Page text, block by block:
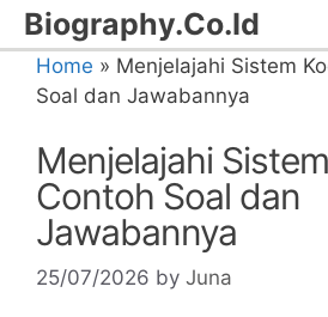
Skip
to
content
Biography.Co.Id
Home » Menjelajahi Sistem
Soal dan Jawabannya
Menjelajahi
Contoh Soal dan
Jawabannya
25/07/2026 by Juna